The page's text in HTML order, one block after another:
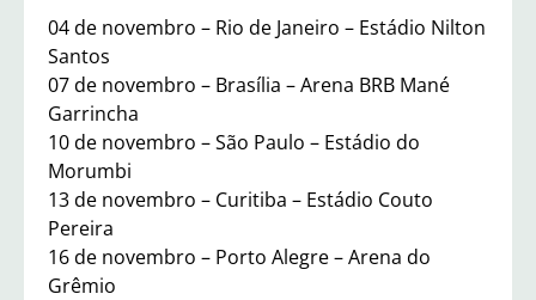
04 de novembro – Rio de Janeiro – Estádio Nilton
Santos
07 de novembro – Brasília – Arena BRB Mané
Garrincha
10 de novembro – São Paulo – Estádio do
Morumbi
13 de novembro – Curitiba – Estádio Couto
Pereira
16 de novembro – Porto Alegre – Arena do
Grêmio